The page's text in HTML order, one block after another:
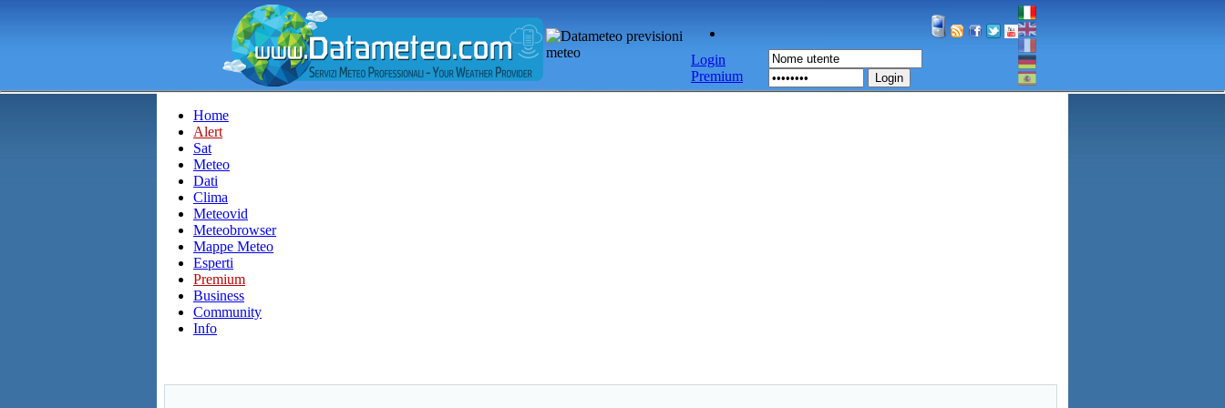
Login
Premium
Login
Home
Alert
Sat
Meteo
Dati
Clima
Meteovid
Meteobrowser
Mappe Meteo
Esperti
Premium
Business
Community
Info